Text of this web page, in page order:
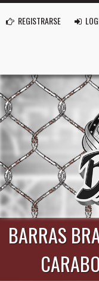
REGISTRARSE
BARRAS